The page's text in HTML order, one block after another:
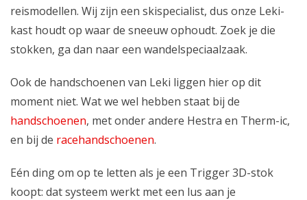
reismodellen. Wij zijn een skispecialist, dus onze Leki-
kast houdt op waar de sneeuw ophoudt. Zoek je die
stokken, ga dan naar een wandelspeciaalzaak.
Ook de handschoenen van Leki liggen hier op dit
moment niet. Wat we wel hebben staat bij de
handschoenen, met onder andere Hestra en Therm-ic,
en bij de racehandschoenen.
Eén ding om op te letten als je een Trigger 3D-stok
koopt: dat systeem werkt met een lus aan je